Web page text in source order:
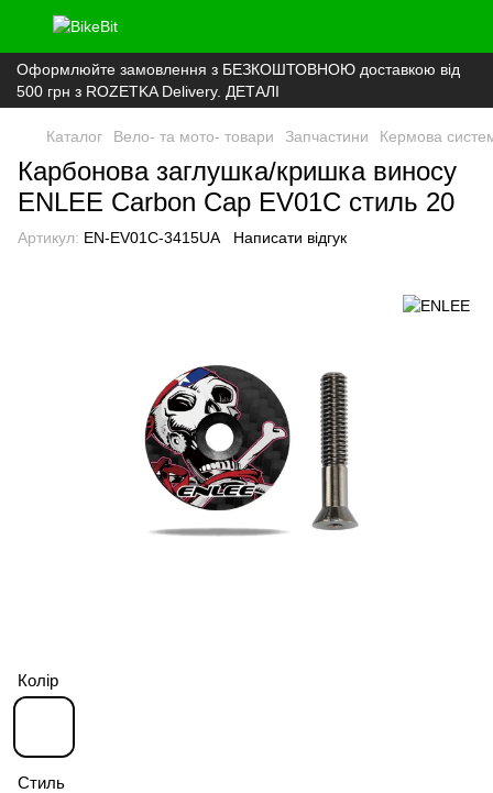
Оформлюйте замовлення з БЕЗКОШТОВНОЮ доставкою від
500 грн з ROZETKA Delivery. ДЕТАЛІ
Каталог Вело- та мото- товари Запчастини Кермова
Карбонова заглушка/кришка виносу
ENLEE Carbon Cap EV01C стиль 20
Артикул: EN-EV01C-3415UA Написати відгук
Колір
Стиль